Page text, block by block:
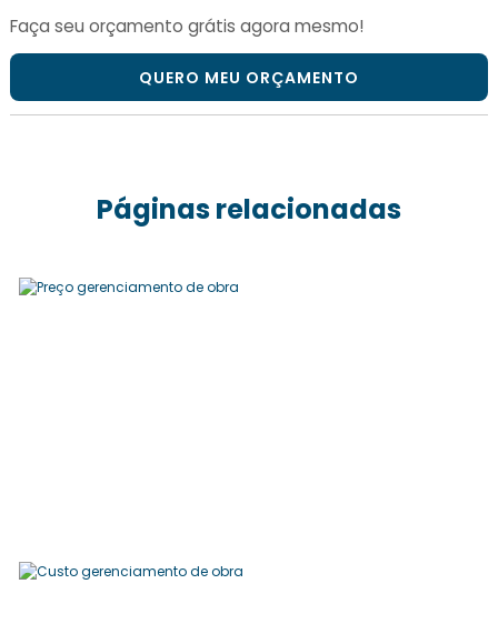
Faça seu orçamento grátis agora mesmo!
QUERO MEU ORÇAMENTO
Páginas relacionadas